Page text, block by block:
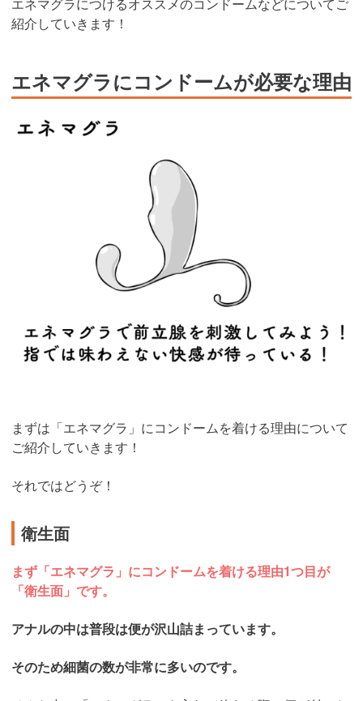
エネマグラにつけるオススメのコンドームなどについてご
紹介していきます！
エネマグラにコンドームが必要な理由
まずは「エネマグラ」にコンドームを着ける理由について
ご紹介していきます！
それではどうぞ！
衛生面
まず「エネマグラ」にコンドームを着ける理由1つ目が
「衛生面」です。
アナルの中は普段は便が沢山詰まっています。
そのため細菌の数が非常に多いのです。